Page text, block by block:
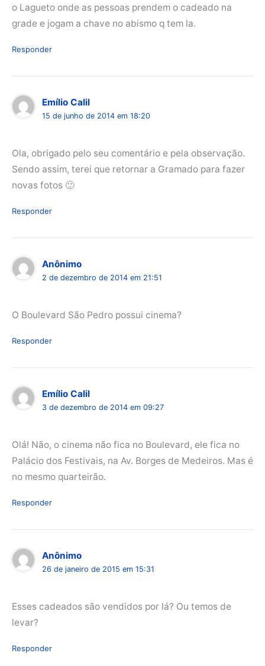
o Lagueto onde as pessoas prendem o cadeado na
grade e jogam a chave no abismo q tem la.
Responder
Emílio Calil
15 de junho de 2014 em 18:20
Ola, obrigado pelo seu comentário e pela observação.
Sendo assim, terei que retornar a Gramado para fazer
novas fotos 🙂
Responder
Anônimo
2 de dezembro de 2014 em 21:51
O Boulevard São Pedro possui cinema?
Responder
Emílio Calil
3 de dezembro de 2014 em 09:27
Olá! Não, o cinema não fica no Boulevard, ele fica no
Palácio dos Festivais, na Av. Borges de Medeiros. Mas é
no mesmo quarteirão.
Responder
Anônimo
26 de janeiro de 2015 em 15:31
Esses cadeados são vendidos por lá? Ou temos de
levar?
Responder